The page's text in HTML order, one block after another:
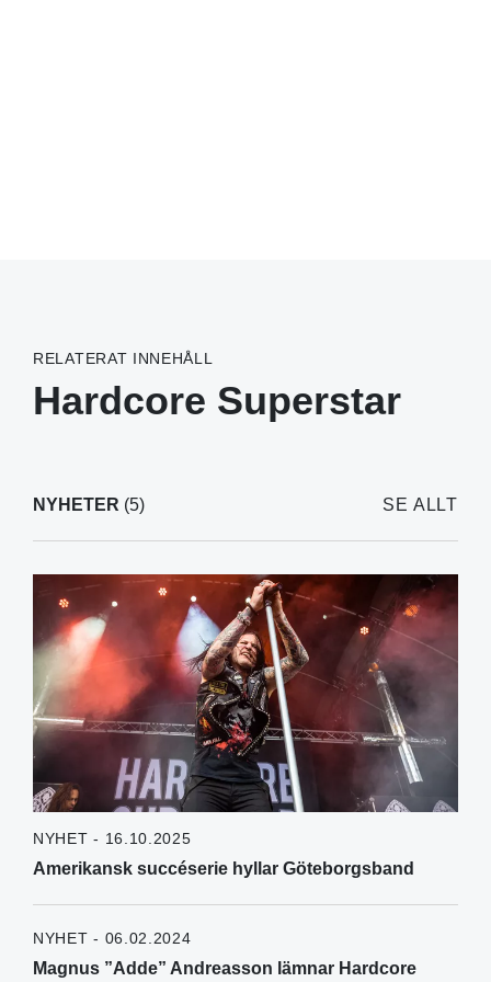
RELATERAT INNEHÅLL
Hardcore Superstar
NYHETER (5) SE ALLT
NYHET - 16.10.2025
Amerikansk succéserie hyllar Göteborgsband
NYHET - 06.02.2024
Magnus ”Adde” Andreasson lämnar Hardcore